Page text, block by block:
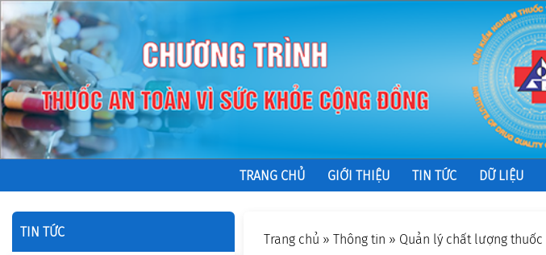
TRANG CHỦ GIỚI THIỆU TIN TỨC DỮ LIỆU
Trang chủ » Thông tin » Quản lý chất lượng thuốc
TIN TỨC